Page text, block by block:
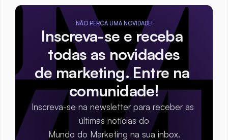
NÃO PERCA UMA NOVIDADE!
Inscreva-se e receba
todas as novidades
de marketing. Entre na
comunidade!
Inscreva-se na newsletter para receber as
últimas notícias do
Mundo do Marketing na sua inbox.